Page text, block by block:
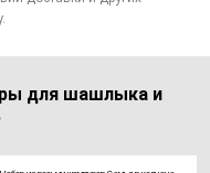
для шашлыка и